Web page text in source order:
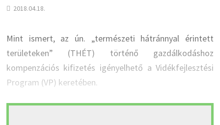
2018.04.18.
Mint ismert, az ún. „természeti hátránnyal érintett
területeken” (THÉT) történő gazdálkodáshoz
kompenzációs kifizetés igényelhető a Vidékfejlesztési
Program (VP) keretében.